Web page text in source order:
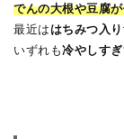
でんの大根や豆腐
最近は はちみつ入
いずれも冷やしす